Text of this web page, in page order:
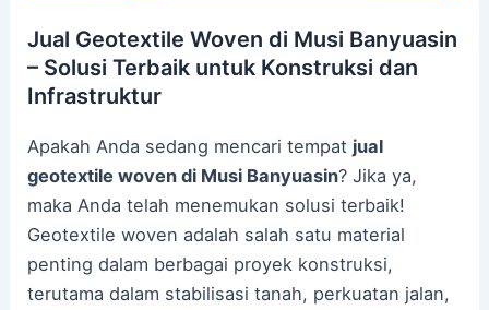
Jual Geotextile Woven di Musi Banyuasin
– Solusi Terbaik untuk Konstruksi dan
Infrastruktur
Apakah Anda sedang mencari tempat jual
geotextile woven di Musi Banyuasin? Jika ya,
maka Anda telah menemukan solusi terbaik!
Geotextile woven adalah salah satu material
penting dalam berbagai proyek konstruksi,
terutama dalam stabilisasi tanah, perkuatan jalan,